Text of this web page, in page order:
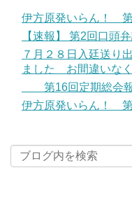
伊方原発いらん！
【速報】 第2回口頭
７月２８日入廷送り
ました お間違いなく
第16回定期総会
伊方原発いらん！